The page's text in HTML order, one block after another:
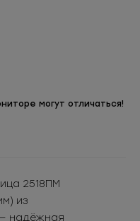
могут отличаться!
2518ПМ
из
— надёжная